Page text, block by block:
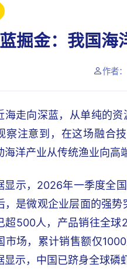
掘金：我国海
作者
海走向深蓝，从单纯的
察注意到，在这场融合
海洋产业从传统渔业向高
显示，2026年一季度全
，是微观企业层面的强
超500人，产品销往全球
市场，累计销售额仅
显示，中国已跻身全球磷